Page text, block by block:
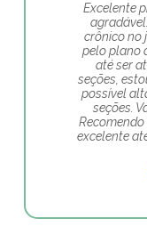
Excelente
crônico no
pelo plano
até ser
seções,
possível
seções.
excelente